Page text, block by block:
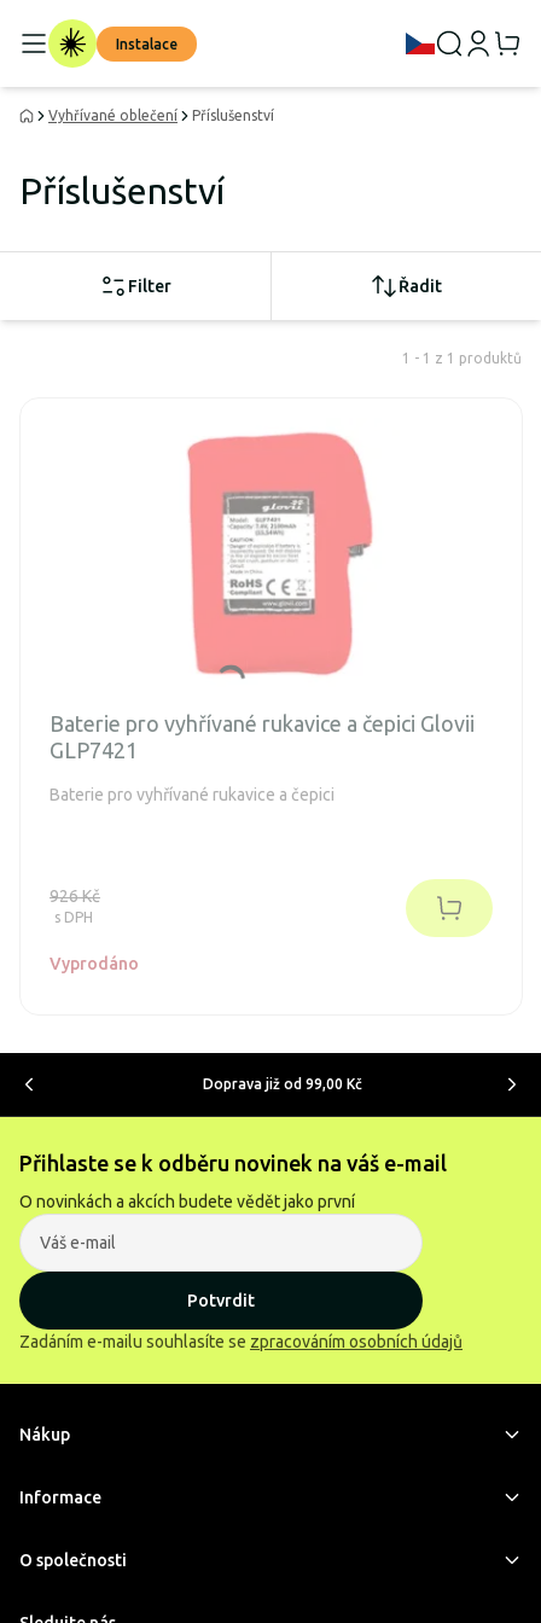
Instalace
Vyhřívané oblečení Příslušenství
Příslušenství
Filter Řadit
1 - 1 z 1 produktů
Baterie pro vyhřívané rukavice a čepici Glovii
GLP7421
Baterie pro vyhřívané rukavice a čepici
926 Kč
s DPH
Vyprodáno
Doprava již od 99,00 Kč
Přihlaste se k odběru novinek na váš e-mail
O novinkách a akcích budete vědět jako první
Potvrdit
Zadáním e-mailu souhlasíte se zpracováním osobních údajů
Nákup
Informace
O společnosti